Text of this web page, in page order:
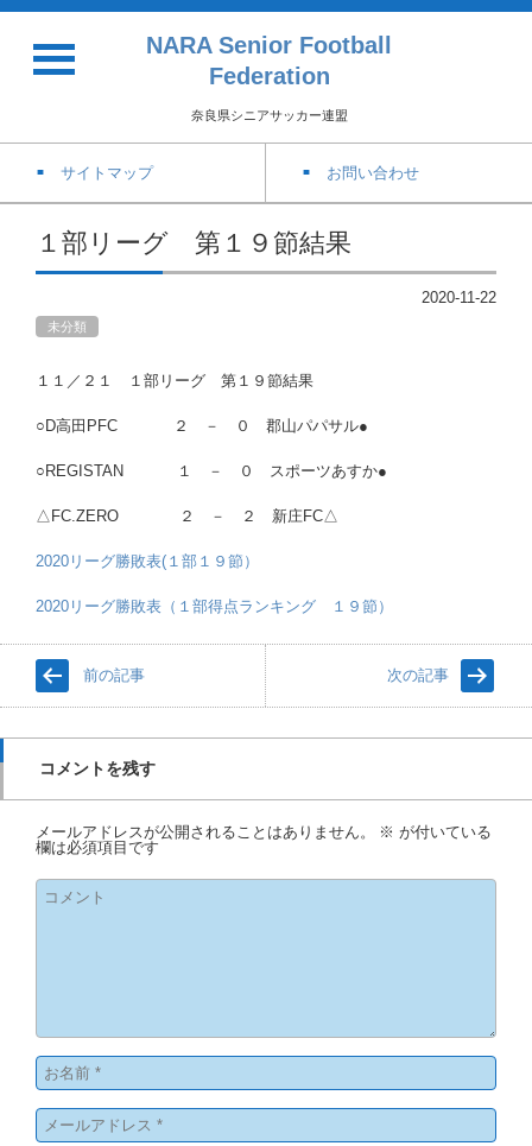
NARA Senior Football
Federation
奈良県シニアサッカー連盟
サイトマップ お問い合わせ
１部リーグ 第１９節結果
2020-11-22
未分類
１１／２１ １部リーグ 第１９節結果
○D高田PFC ２ － ０ 郡山パパサル●
○REGISTAN １ － ０ スポーツあすか●
△FC.ZERO ２ － ２ 新庄FC△
2020リーグ勝敗表(１部１９節）
2020リーグ勝敗表（１部得点ランキング １９節）
前の記事 次の記事
コメントを残す
メールアドレスが公開されることはありません。 ※ が付いている
欄は必須項目です